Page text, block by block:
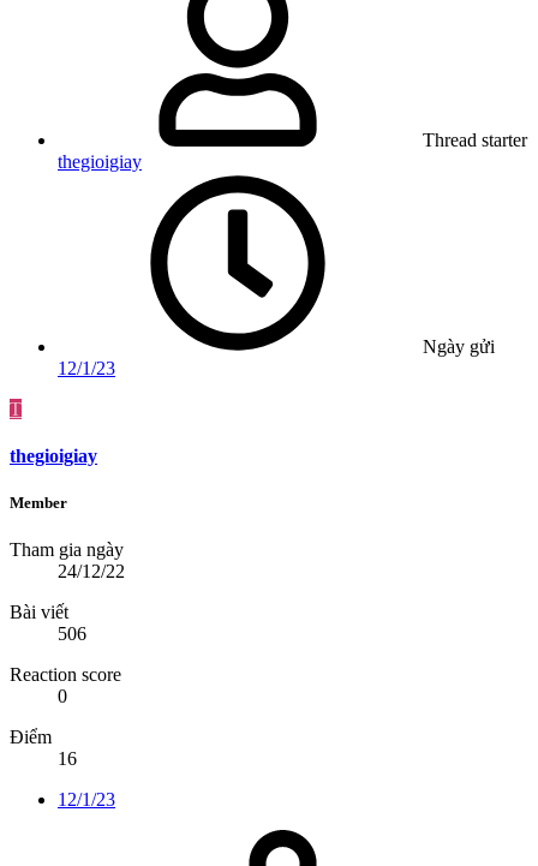
Thread starter
thegioigiay
Ngày gửi
12/1/23
T
thegioigiay
Member
Tham gia ngày
24/12/22
Bài viết
506
Reaction score
0
Điểm
16
12/1/23